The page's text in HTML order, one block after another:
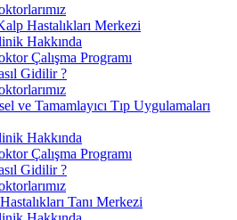
Hastalıkları Merkezi
Hakkında
Çalışma Programı
Gidilir ?
ve Tamamlayıcı Tıp Uygulamaları
Hakkında
Çalışma Programı
Gidilir ?
Tanı Merkezi